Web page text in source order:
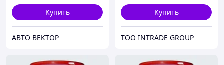
Купить
АВТО ВЕКТОР
Купить
ТОО INTRADE GROUP